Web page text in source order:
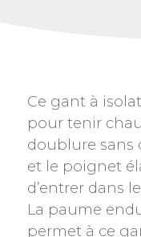
Ce gant à
pour tenir
doublure sans
et le poignet
d’entrer dans
La paume
permet à ce